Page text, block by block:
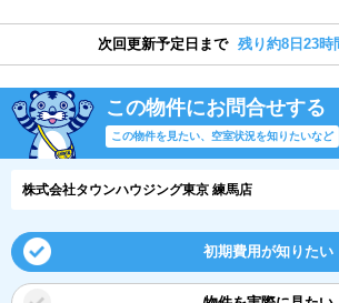
次回更新予定日まで 残り約8日23時
この物件にお問合せする
この物件を見たい、空室状況を知りたいなど
株式会社タウンハウジング東京 練馬店
初期費用が知りたい